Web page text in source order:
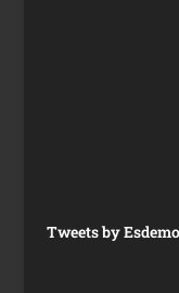
Tweets by